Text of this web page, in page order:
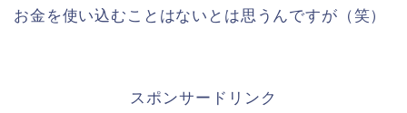
お金を使い込むことはないとは思うんですが（笑）
スポンサードリンク